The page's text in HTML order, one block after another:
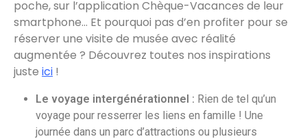
poche, sur l’application Chèque-Vacances de leur
smartphone… Et pourquoi pas d’en profiter pour se
réserver une visite de musée avec réalité
augmentée ? Découvrez toutes nos inspirations
juste ici !
Le voyage intergénérationnel : Rien de tel qu’un
voyage pour resserrer les liens en famille ! Une
journée dans un parc d’attractions ou plusieurs